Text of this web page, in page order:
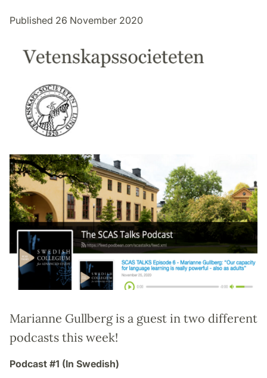
Published 26 November 2020
Marianne Gullberg is a guest in two different
podcasts this week!
Podcast #1 (In Swedish)